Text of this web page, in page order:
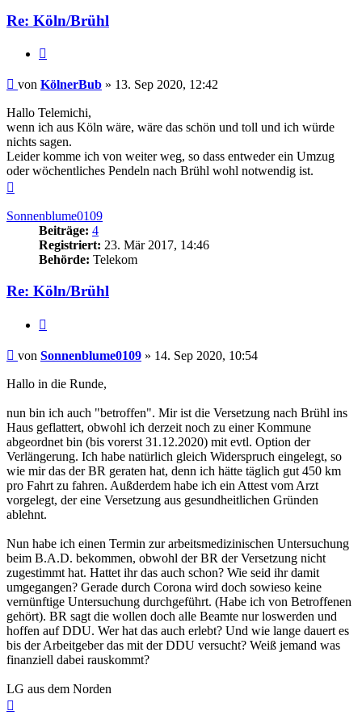
Re: Köln/Brühl
Beitrag
von KölnerBub » 13. Sep 2020, 12:42
Hallo Telemichi,
wenn ich aus Köln wäre, wäre das schön und toll und ich würde
nichts sagen.
Leider komme ich von weiter weg, so dass entweder ein Umzug
oder wöchentliches Pendeln nach Brühl wohl notwendig ist.
Sonnenblume0109
Beiträge: 4
Registriert: 23. Mär 2017, 14:46
Behörde: Telekom
Re: Köln/Brühl
Beitrag
von Sonnenblume0109 » 14. Sep 2020, 10:54
Hallo in die Runde,
nun bin ich auch "betroffen". Mir ist die Versetzung nach Brühl ins
Haus geflattert, obwohl ich derzeit noch zu einer Kommune
abgeordnet bin (bis vorerst 31.12.2020) mit evtl. Option der
Verlängerung. Ich habe natürlich gleich Widerspruch eingelegt, so
wie mir das der BR geraten hat, denn ich hätte täglich gut 450 km
pro Fahrt zu fahren. Außderdem habe ich ein Attest vom Arzt
vorgelegt, der eine Versetzung aus gesundheitlichen Gründen
ablehnt.
Nun habe ich einen Termin zur arbeitsmedizinischen Untersuchung
beim B.A.D. bekommen, obwohl der BR der Versetzung nicht
zugestimmt hat. Hattet ihr das auch schon? Wie seid ihr damit
umgegangen? Gerade durch Corona wird doch sowieso keine
vernünftige Untersuchung durchgeführt. (Habe ich von Betroffenen
gehört). BR sagt die wollen doch alle Beamte nur loswerden und
hoffen auf DDU. Wer hat das auch erlebt? Und wie lange dauert es
bis der Arbeitgeber das mit der DDU versucht? Weiß jemand was
finanziell dabei rauskommt?
LG aus dem Norden